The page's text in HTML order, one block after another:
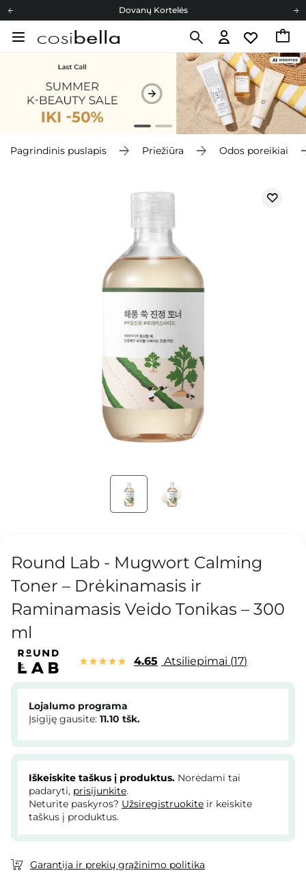
Dovanų Kortelės
Cosibella lojalumo programa
Dovanų Kortelės
Pagrindinis puslapis Priežiūra Odos poreikiai
Round Lab - Mugwort Calming
Toner – Drėkinamasis ir
Raminamasis Veido Tonikas – 300
ml
4.65 Atsiliepimai 17
Lojalumo programa
Įsigiję gausite: 11.10 tšk.
Iškeiskite taškus į produktus. Norėdami tai
padaryti, prisijunkite.
Neturite paskyros? Užsiregistruokite ir keiskite
taškus į produktus.
Garantija ir prekių grąžinimo politika